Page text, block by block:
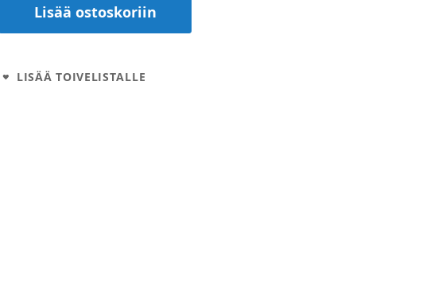
Lisää ostoskoriin
LISÄÄ TOIVELISTALLE